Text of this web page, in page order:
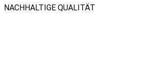
NACHHALTIGE QUALITÄT